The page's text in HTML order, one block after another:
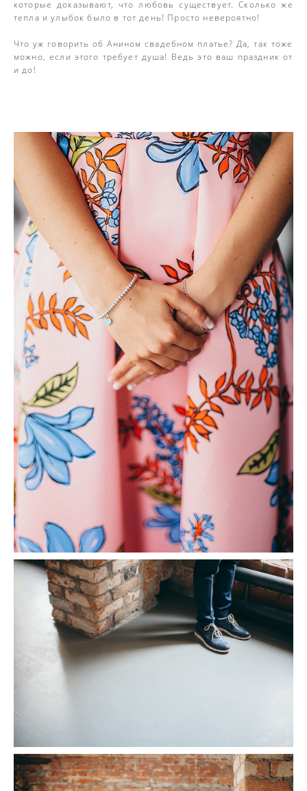
которые доказывают, что любовь существует. Сколько же
тепла и улыбок было в тот день! Просто невероятно!
Что уж говорить об Анином свадебном платье? Да, так тоже
можно, если этого требует душа! Ведь это ваш праздник от
и до!